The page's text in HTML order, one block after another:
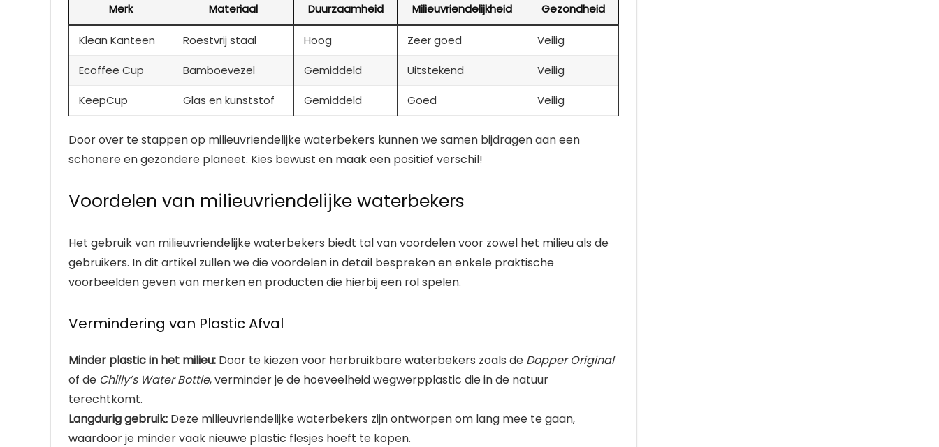
Merk Materiaal Duurzaamheid Milieuvriendelijkheid Gezondheid
Klean Kanteen Roestvrij staal Hoog Zeer goed Veilig
Ecoffee Cup Bamboevezel Gemiddeld Uitstekend Veilig
KeepCup Glas en kunststof Gemiddeld Goed Veilig
Door over te stappen op milieuvriendelijke waterbekers kunnen we samen bijdragen aan een
schonere en gezondere planeet. Kies bewust en maak een positief verschil!
Voordelen van milieuvriendelijke waterbekers
Het gebruik van milieuvriendelijke waterbekers biedt tal van voordelen voor zowel het milieu als de
gebruikers. In dit artikel zullen we die voordelen in detail bespreken en enkele praktische
voorbeelden geven van merken en producten die hierbij een rol spelen.
Vermindering van Plastic Afval
Minder plastic in het milieu: Door te kiezen voor herbruikbare waterbekers zoals de Dopper Original
of de Chilly’s Water Bottle, verminder je de hoeveelheid wegwerpplastic die in de natuur
terechtkomt.
Langdurig gebruik: Deze milieuvriendelijke waterbekers zijn ontworpen om lang mee te gaan,
waardoor je minder vaak nieuwe plastic flesjes hoeft te kopen.